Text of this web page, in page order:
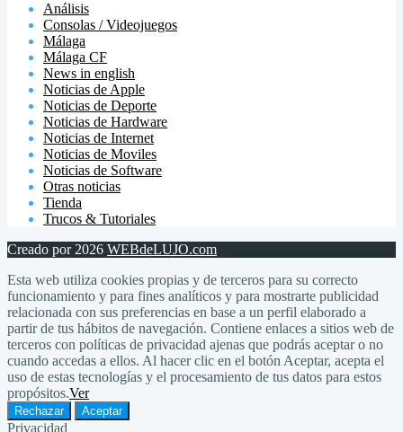
Análisis
Consolas / Videojuegos
Málaga
Málaga CF
News in english
Noticias de Apple
Noticias de Deporte
Noticias de Hardware
Noticias de Internet
Noticias de Moviles
Noticias de Software
Otras noticias
Tienda
Trucos & Tutoriales
Creado por 2026 WEBdeLUJO.com
Esta web utiliza cookies propias y de terceros para su correcto
funcionamiento y para fines analíticos y para mostrarte publicidad
relacionada con sus preferencias en base a un perfil elaborado a
partir de tus hábitos de navegación. Contiene enlaces a sitios web de
terceros con políticas de privacidad ajenas que podrás aceptar o no
cuando accedas a ellos. Al hacer clic en el botón Aceptar, acepta el
uso de estas tecnologías y el procesamiento de tus datos para estos
propósitos.Ver
Rechazar Aceptar
Privacidad